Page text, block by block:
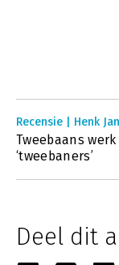
Recensie | Henk
Tweebaans
‘tweebaners’
Deel dit